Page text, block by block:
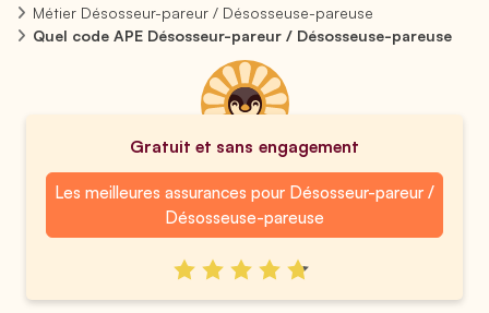
Métier Désosseur-pareur / Désosseuse-pareuse
Quel code APE Désosseur-pareur / Désosseuse-pareuse
Gratuit et sans engagement
Les meilleures assurances pour Désosseur-pareur /
Désosseuse-pareuse